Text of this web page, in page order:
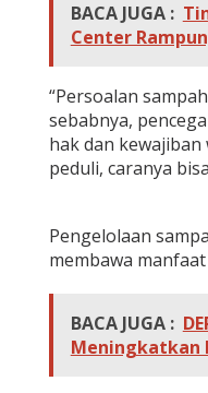
a
P
h
a
t
k
P
a
t
d
a
BACA JUGA :
Center
“Persoalan
sebabnya,
hak dan
peduli, caranya
Pengelolaan
membawa
BACA JUGA :
Meningkatkan